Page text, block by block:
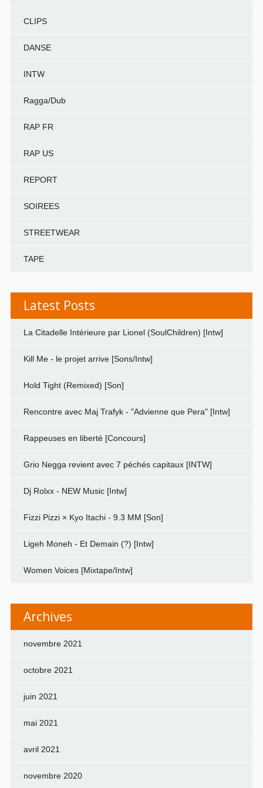
CLIPS
DANSE
INTW
Ragga/Dub
RAP FR
RAP US
REPORT
SOIREES
STREETWEAR
TAPE
Latest Posts
La Citadelle Intérieure par Lionel (SoulChildren) [Intw]
Kill Me - le projet arrive [Sons/Intw]
Hold Tight (Remixed) [Son]
Rencontre avec Maj Trafyk - "Advienne que Pera" [Intw]
Rappeuses en liberté [Concours]
Grio Negga revient avec 7 péchés capitaux [INTW]
Dj Rolxx - NEW Music [Intw]
Fizzi Pizzi × Kyo Itachi - 9.3 MM [Son]
Ligeh Moneh - Et Demain (?) [Intw]
Women Voices [Mixtape/Intw]
Archives
novembre 2021
octobre 2021
juin 2021
mai 2021
avril 2021
novembre 2020